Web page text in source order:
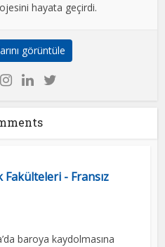
hayata geçirdi.
görüntüle
Fakülteleri - Fransız
baroya kaydolmasına